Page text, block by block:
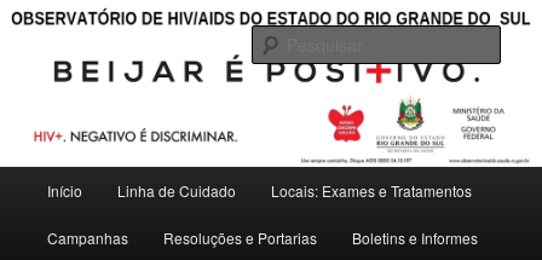
OBSERVATÓRIO DE HIV/AIDS DO
ESTADO DO RIO GRANDE DO SUL
Pular
para
Início Linha de Cuidado Locais: Exames e Tratamentos
Campanhas Resoluções e Portarias Boletins e Informes